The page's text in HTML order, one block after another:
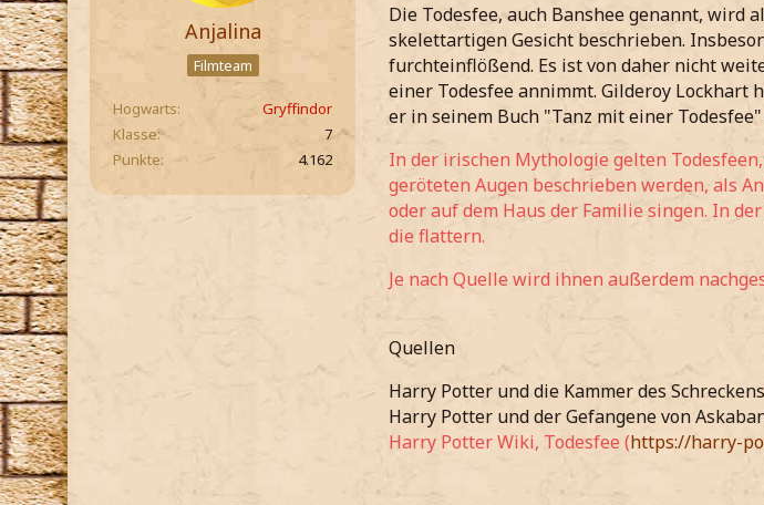
Anjalina
Filmteam
Hogwarts
Gryffindor
Klasse
7
Punkte
4.162
Die Todesfee, auch Banshee genannt, wird
skelettartigen Gesicht beschrieben.
furchteinflößend. Es ist von daher nicht
einer Todesfee annimmt. Gilderoy Lockhart
er in seinem Buch "Tanz mit einer
In der irischen Mythologie gelten
geröteten Augen beschrieben werden, als
oder auf dem Haus der Familie singen. In
die flattern.
Je nach Quelle wird ihnen außerdem
Quellen
Harry Potter und die Kammer des
Harry Potter und der Gefangene von
Harry Potter Wiki, Todesfee (https://harry-